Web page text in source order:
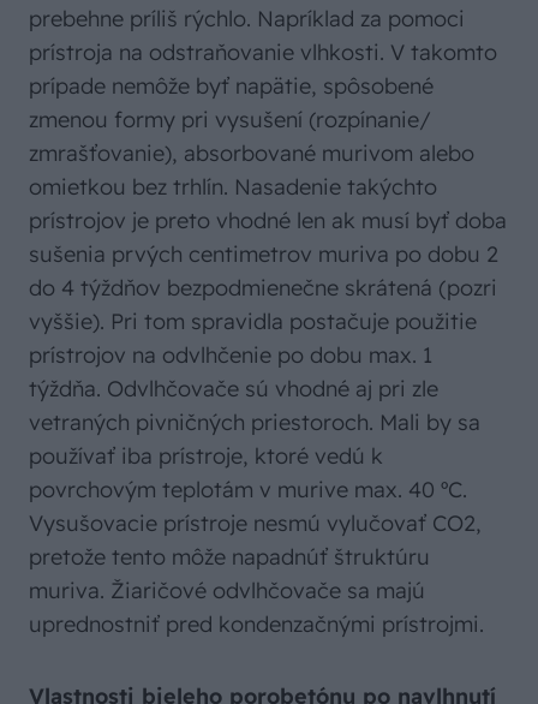
prebehne príliš rýchlo. Napríklad za pomoci
prístroja na odstraňovanie vlhkosti. V takomto
prípade nemôže byť napätie, spôsobené
zmenou formy pri vysušení (rozpínanie/
zmrašťovanie), absorbované murivom alebo
omietkou bez trhlín. Nasadenie takýchto
prístrojov je preto vhodné len ak musí byť doba
sušenia prvých centimetrov muriva po dobu 2
do 4 týždňov bezpodmienečne skrátená (pozri
vyššie). Pri tom spravidla postačuje použitie
prístrojov na odvlhčenie po dobu max. 1
týždňa. Odvlhčovače sú vhodné aj pri zle
vetraných pivničných priestoroch. Mali by sa
používať iba prístroje, ktoré vedú k
povrchovým teplotám v murive max. 40 ºC.
Vysušovacie prístroje nesmú vylučovať CO2,
pretože tento môže napadnúť štruktúru
muriva. Žiaričové odvlhčovače sa majú
uprednostniť pred kondenzačnými prístrojmi.
Vlastnosti bieleho porobetónu po navlhnutí